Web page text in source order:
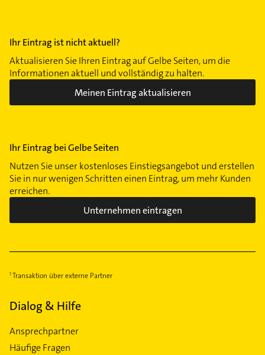
Ihr Eintrag ist nicht aktuell?
Aktualisieren Sie Ihren Eintrag auf Gelbe Seiten, um die
Informationen aktuell und vollständig zu halten.
Meinen Eintrag aktualisieren
Ihr Eintrag bei Gelbe Seiten
Nutzen Sie unser kostenloses Einstiegsangebot und erstellen
Sie in nur wenigen Schritten einen Eintrag, um mehr Kunden
erreichen.
Unternehmen eintragen
Transaktion über externe Partner
Dialog & Hilfe
Ansprechpartner
Häufige Fragen